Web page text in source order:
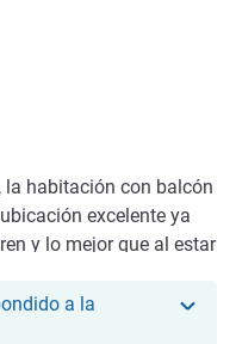
4.5/5
la habitación con balcón
excelente ya
y lo mejor que al estar
sido atentos en todo
lo demás genial; yo por
a la